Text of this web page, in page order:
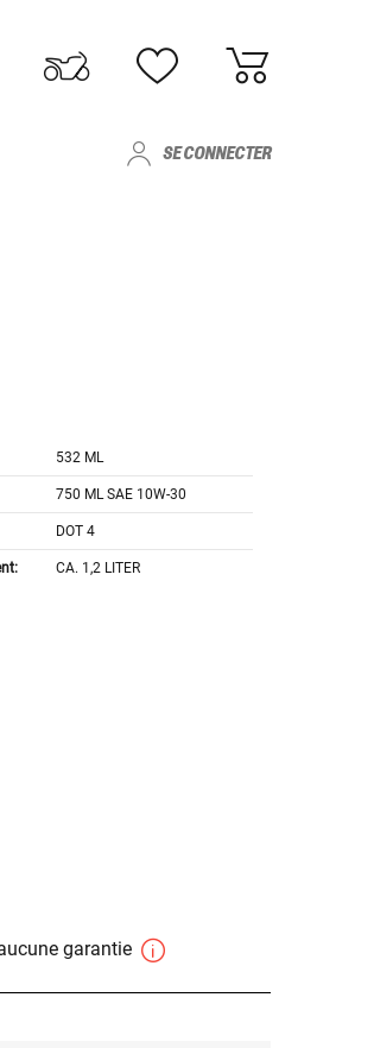
SE CONNECTER
532 ML
750 ML SAE 10W-30
DOT 4
CA. 1,2 LITER
garantie